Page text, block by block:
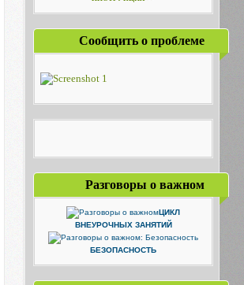
Сообщить о проблеме
Разговоры о важном
ЦИКЛ
ВНЕУРОЧНЫХ ЗАНЯТИЙ
БЕЗОПАСНОСТЬ